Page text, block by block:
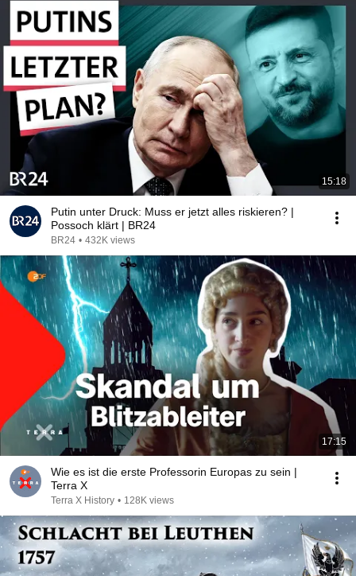
15:18
Putin unter Druck: Muss er jetzt alles riskieren? |
Possoch klärt | BR24
BR24 • 432K views
17:15
Wie es ist die erste Professorin Europas zu sein |
Terra X
Terra X History • 128K views